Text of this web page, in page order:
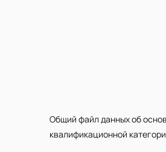
Общий файл данных об
квалификационной